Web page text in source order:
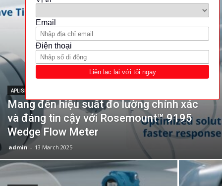
APLISENS
Mang đến hiệu suất đo lường chính xác
và đáng tin cậy với Rosemount™ 9195
Wedge Flow Meter
admin - 13 March 2025